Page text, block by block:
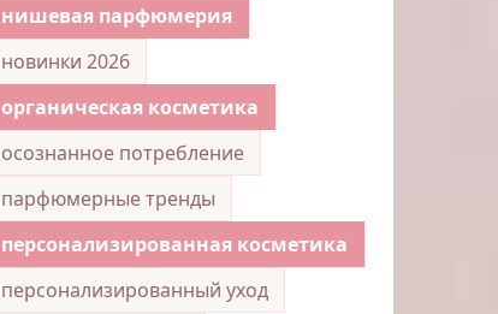
нишевая парфюмерия
новинки 2026
органическая косметика
осознанное потребление
парфюмерные тренды
персонализированная косметика
персонализированный уход